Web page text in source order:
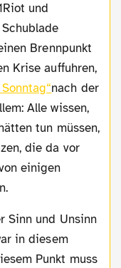
und
Brennpunkt
Krise auffuhren,
nach der
Alle wissen,
tun müssen,
die da vor
einigen
in diesem
Punkt muss